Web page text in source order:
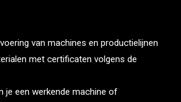
van machines en productielijnen
met certificaten volgens de
je een werkende machine of